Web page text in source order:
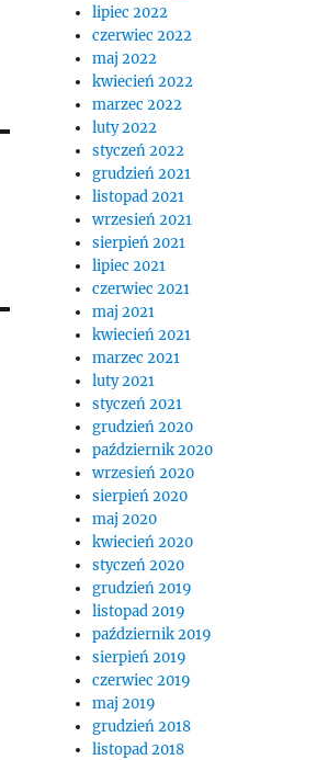
lipiec 2022
czerwiec 2022
maj 2022
kwiecień 2022
marzec 2022
luty 2022
styczeń 2022
grudzień 2021
listopad 2021
wrzesień 2021
sierpień 2021
lipiec 2021
czerwiec 2021
maj 2021
kwiecień 2021
marzec 2021
luty 2021
styczeń 2021
grudzień 2020
październik 2020
wrzesień 2020
sierpień 2020
maj 2020
kwiecień 2020
styczeń 2020
grudzień 2019
listopad 2019
październik 2019
sierpień 2019
czerwiec 2019
maj 2019
grudzień 2018
listopad 2018